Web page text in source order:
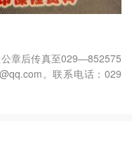
章后传真至029—852575
。联系电话：029